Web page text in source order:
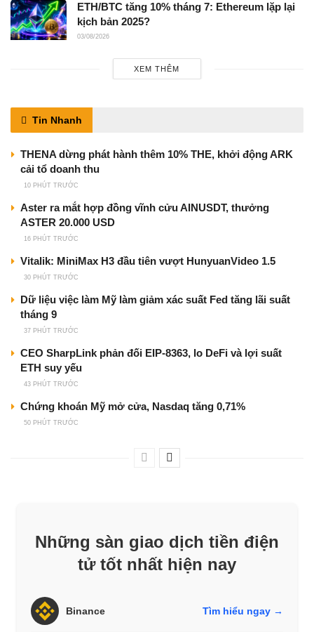
ETH/BTC tăng 10% tháng 7: Ethereum lặp lại
kịch bản 2025?
03/08/2026
XEM THÊM
Tin Nhanh
THENA dừng phát hành thêm 10% THE, khởi động ARK
cải tổ doanh thu
10 PHÚT TRƯỚC
Aster ra mắt hợp đồng vĩnh cửu AINUSDT, thưởng
ASTER 20.000 USD
16 PHÚT TRƯỚC
Vitalik: MiniMax H3 đầu tiên vượt HunyuanVideo 1.5
30 PHÚT TRƯỚC
Dữ liệu việc làm Mỹ làm giảm xác suất Fed tăng lãi suất
tháng 9
37 PHÚT TRƯỚC
CEO SharpLink phản đối EIP-8363, lo DeFi và lợi suất
ETH suy yếu
43 PHÚT TRƯỚC
Chứng khoán Mỹ mở cửa, Nasdaq tăng 0,71%
50 PHÚT TRƯỚC
Những sàn giao dịch tiền điện
tử tốt nhất hiện nay
Binance Tìm hiểu ngay →